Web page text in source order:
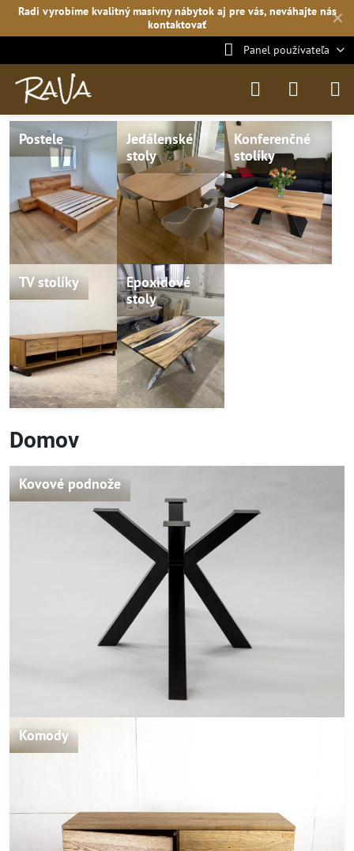
✕
Radi vyrobíme kvalitný masívny nábytok aj pre vás, neváhajte nás
kontaktovať
Panel používateľa
Postele
Jedálenské
stoly
Konferenčné
stolíky
TV stolíky
Epoxidové
stoly
Domov
Kovové podnože
Komody